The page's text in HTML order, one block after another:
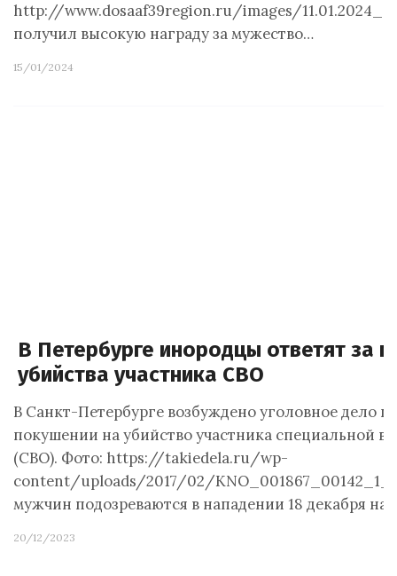
http://www.dosaaf39region.ru/images/
получил высокую награду за мужество…
15/01/2024
В Петербурге инородцы ответят за
убийства участника СВО
В Санкт-Петербурге возбуждено уголовное дело
покушении на убийство участника специальной
(СВО). Фото: https://takiedela.ru/wp-
content/uploads/2017/02/
мужчин подозреваются в нападении 18 декабря на…
20/12/2023